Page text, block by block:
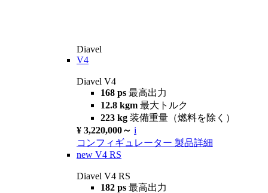
Diavel
V4
Diavel V4
168 ps 最高出力
12.8 kgm 最大トルク
223 kg 装備重量（燃料を除く）
¥ 3,220,000～ i
コンフィギュレーター 製品詳細
new V4 RS
Diavel V4 RS
182 ps 最高出力